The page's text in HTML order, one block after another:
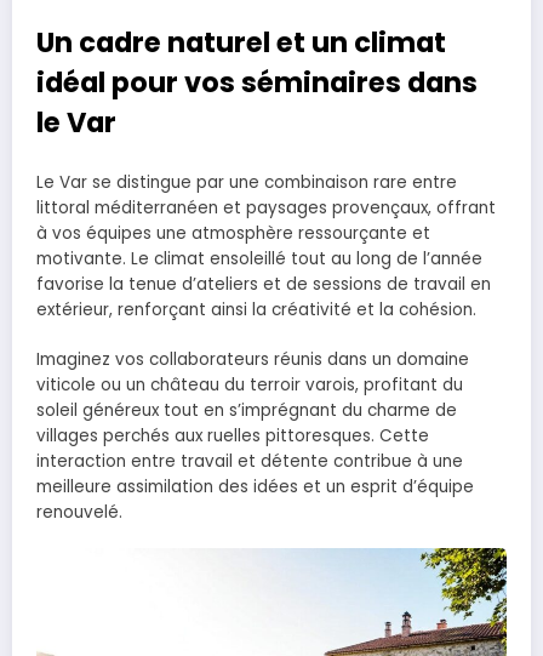
Un cadre naturel et un climat
idéal pour vos séminaires dans
le Var
Le Var se distingue par une combinaison rare entre
littoral méditerranéen et paysages provençaux, offrant
à vos équipes une atmosphère ressourçante et
motivante. Le climat ensoleillé tout au long de l’année
favorise la tenue d’ateliers et de sessions de travail en
extérieur, renforçant ainsi la créativité et la cohésion.
Imaginez vos collaborateurs réunis dans un domaine
viticole ou un château du terroir varois, profitant du
soleil généreux tout en s’imprégnant du charme de
villages perchés aux ruelles pittoresques. Cette
interaction entre travail et détente contribue à une
meilleure assimilation des idées et un esprit d’équipe
renouvelé.